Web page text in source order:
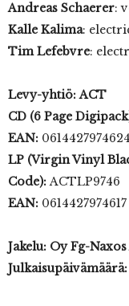
Andreas Schaerer:
Kalle Kalima:
Tim Lefebvre:
Levy-yhtiö: ACT
CD (6 Page
EAN: 0614427974624
LP (Virgin Vinyl
Code):ACTLP9746
EAN: 0614427974617
Jakelu: Oy Fg-Naxos